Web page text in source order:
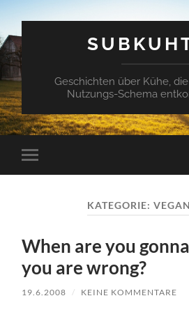
Geschichten über Kühe,
Nutzungs-Schema
Mobile-
Menü
KATEGORIE:
When are you
you are wrong?
19.6.2008 / KEINE KOMMENTARE